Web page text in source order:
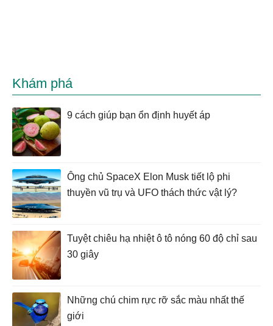
Khám phá
9 cách giúp bạn ổn định huyết áp
Ông chủ SpaceX Elon Musk tiết lộ phi
thuyền vũ trụ và UFO thách thức vật lý?
Tuyệt chiêu hạ nhiệt ô tô nóng 60 độ chỉ sau
30 giây
Những chú chim rực rỡ sắc màu nhất thế
giới